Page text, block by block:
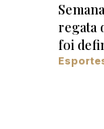
regata
foi